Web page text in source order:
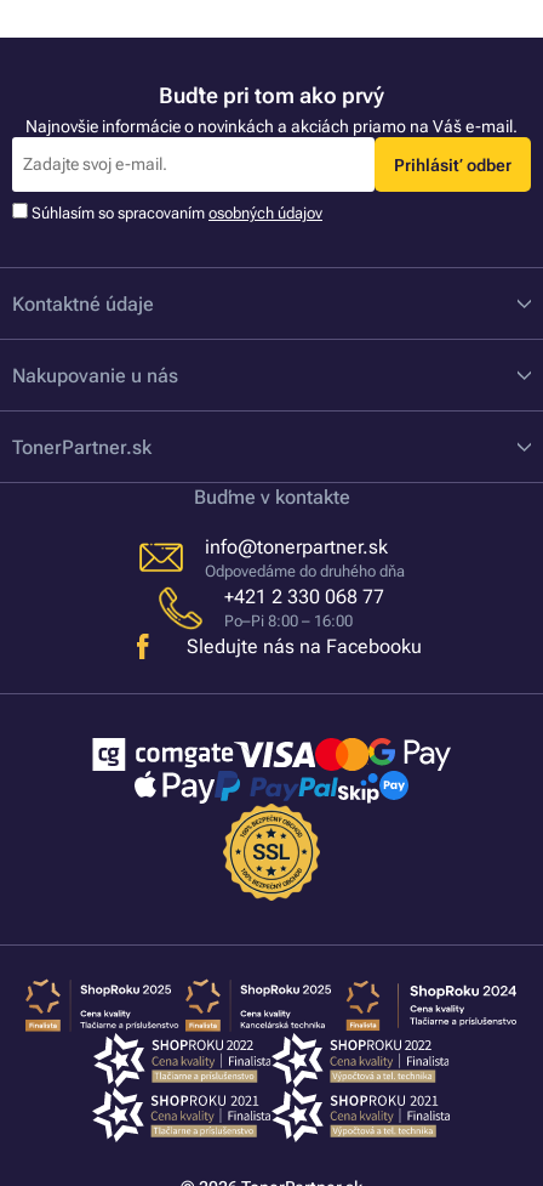
Buďte pri tom ako prvý
Najnovšie informácie o novinkách a akciách priamo na Váš e-mail.
Prihlásiť odber
Súhlasím so spracovaním osobných údajov
Kontaktné údaje
Nakupovanie u nás
TonerPartner.sk
Buďme v kontakte
info@tonerpartner.sk
Odpovedáme do druhého dňa
+421 2 330 068 77
Po–Pi 8:00 – 16:00
Sledujte nás na Facebooku